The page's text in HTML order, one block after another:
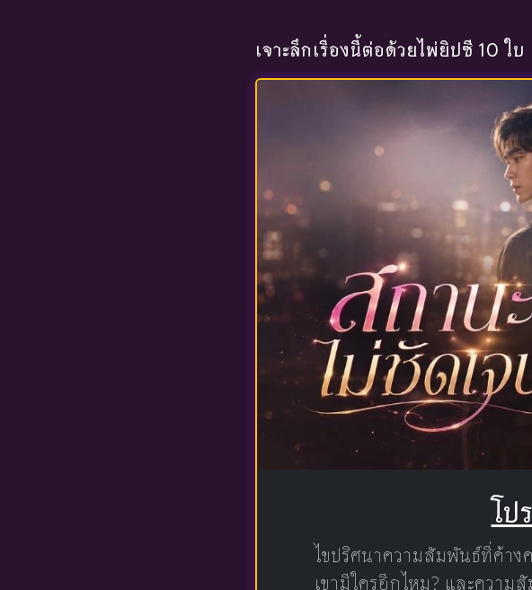
เจาะลึกเรื่องนี้ต่อด้วยไพ่ยิปซี 10 ใบ
โป
ไขปริศนาความสัมพันธ์ที่ค้าง
เขามีใครอีกไหม? และความ